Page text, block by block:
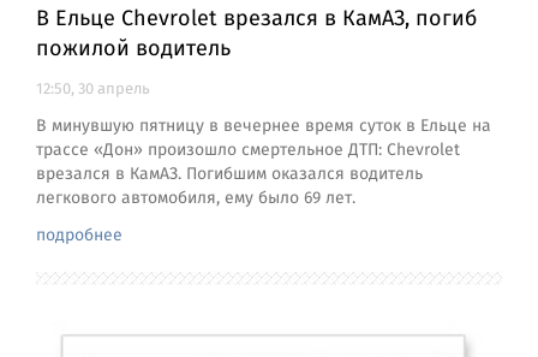
В Ельце Chevrolet врезался в КамАЗ, погиб
пожилой водитель
12:50, 30 апрель
В минувшую пятницу в вечернее время суток в Ельце на
трассе «Дон» произошло смертельное ДТП: Chevrolet
врезался в КамАЗ. Погибшим оказался водитель
легкового автомобиля, ему было 69 лет.
подробнее